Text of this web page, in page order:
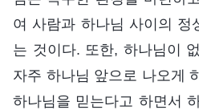
여 사람과 하나님 사이의 정
는 것이다. 또한, 하나님이
자주 하나님 앞으로 나오게
하나님을 믿는다고 하면서